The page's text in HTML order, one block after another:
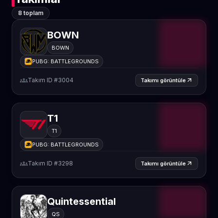
8 toplam
BOWN
BOWN
PUBG: BATTLEGROUNDS
groupsTakım ID #3004 Takımı görüntüle arrow_outward
T1
T1
PUBG: BATTLEGROUNDS
groupsTakım ID #3298 Takımı görüntüle arrow_outward
Quintessential
QS